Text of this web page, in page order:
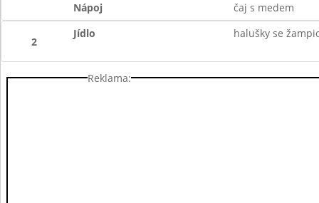
Nápoj
čaj s medem
2
Jídlo halušky se
Reklama: